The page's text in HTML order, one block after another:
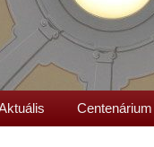
Centenárium